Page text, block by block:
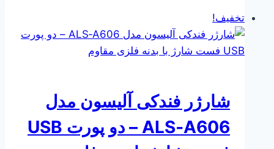
تخفیف!
شارژر فندکی آلیسون مدل
ALS‑A606 – دو پورت USB